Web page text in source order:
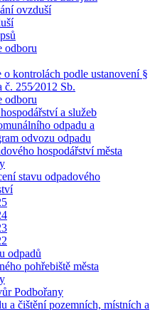
ovzduší
odboru
o kontrolách podle ustanovení §
č. 255⁄2012 Sb.
odboru
a služeb
odpadu a
odvozu odpadu
hospodářství města
stavu odpadového
odpadů
pohřebiště města
Podbořany
a čištění pozemních, místních a